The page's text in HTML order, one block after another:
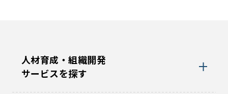
人材育成・組織開発
サービスを探す